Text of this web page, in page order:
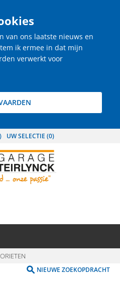
van ons laatste nieuws en
ik ermee in dat mijn
verwerkt voor
UW SELECTIE (0)
NIEUWE ZOEKOPDRACHT